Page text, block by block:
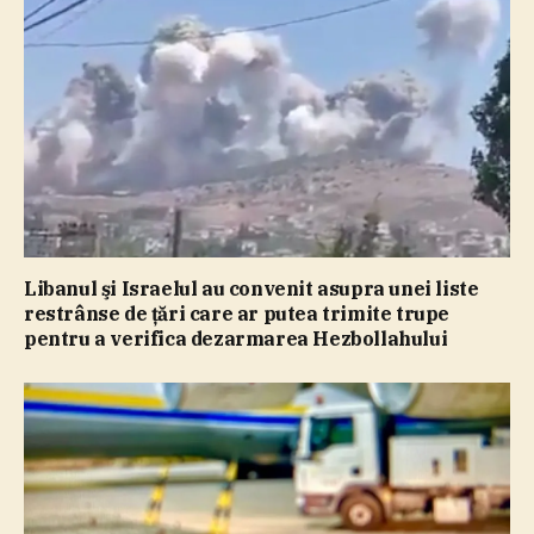
Libanul şi Israelul au convenit asupra unei liste
restrânse de ţări care ar putea trimite trupe
pentru a verifica dezarmarea Hezbollahului